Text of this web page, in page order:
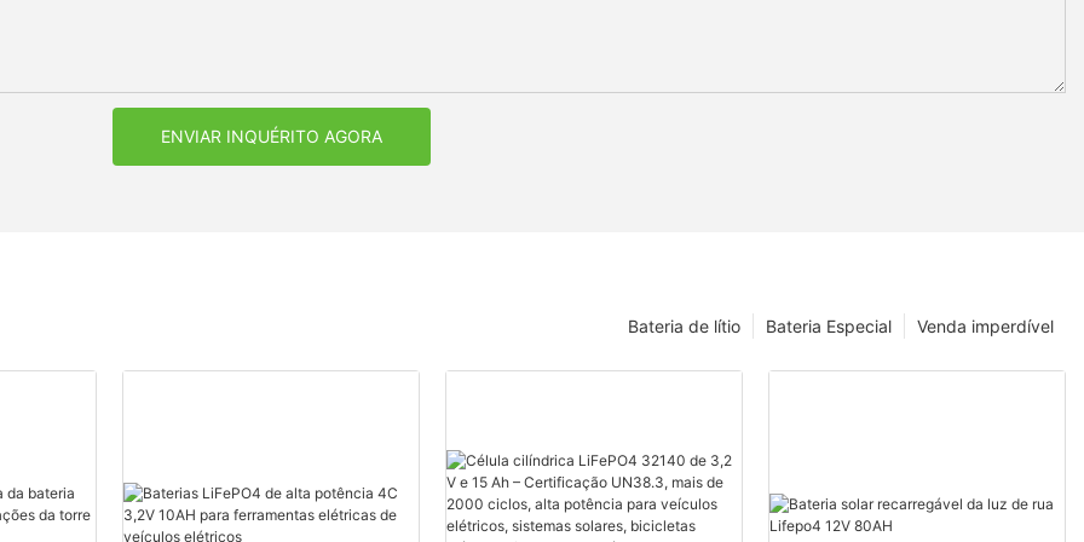
ENVIAR INQUÉRITO AGORA
Venda imperdível
Bateria Especial
Bateria de lítio